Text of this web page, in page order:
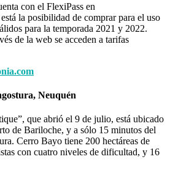
con el FlexiPass en
la posibilidad de comprar para el uso
para la temporada 2021 y 2022.
de la web se acceden a tarifas
Neuquén
que abrió el 9 de julio, está ubicado
de Bariloche, y a sólo 15 minutos del
Cerro Bayo tiene 200 hectáreas de
con cuatro niveles de dificultad, y 16